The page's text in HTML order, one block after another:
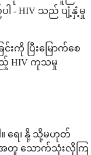
- HIV သည် ပျံ့နှံ့မှု
ကို ပြီးမြောက်စေ
ည့် HIV ကုသမှု
ရေ၊ နို့ သို့မဟုတ်
အတူ သောက်သုံးလိုကြ